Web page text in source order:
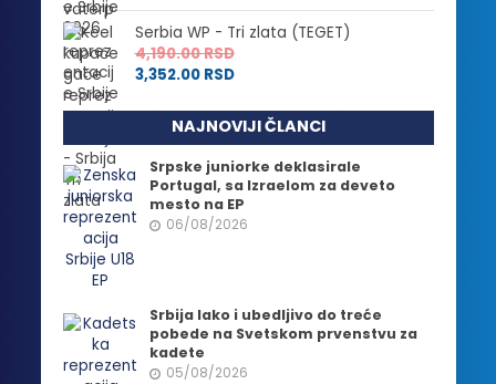
Serbia WP - Tri zlata (TEGET)
4,190.00RSD
3,352.00 RSD
NAJNOVIJI ČLANCI
Srpske juniorke deklasirale
Portugal, sa Izraelom za deveto
mesto na EP
06/08/2026
Srbija lako i ubedljivo do treće
pobede na Svetskom prvenstvu za
kadete
05/08/2026